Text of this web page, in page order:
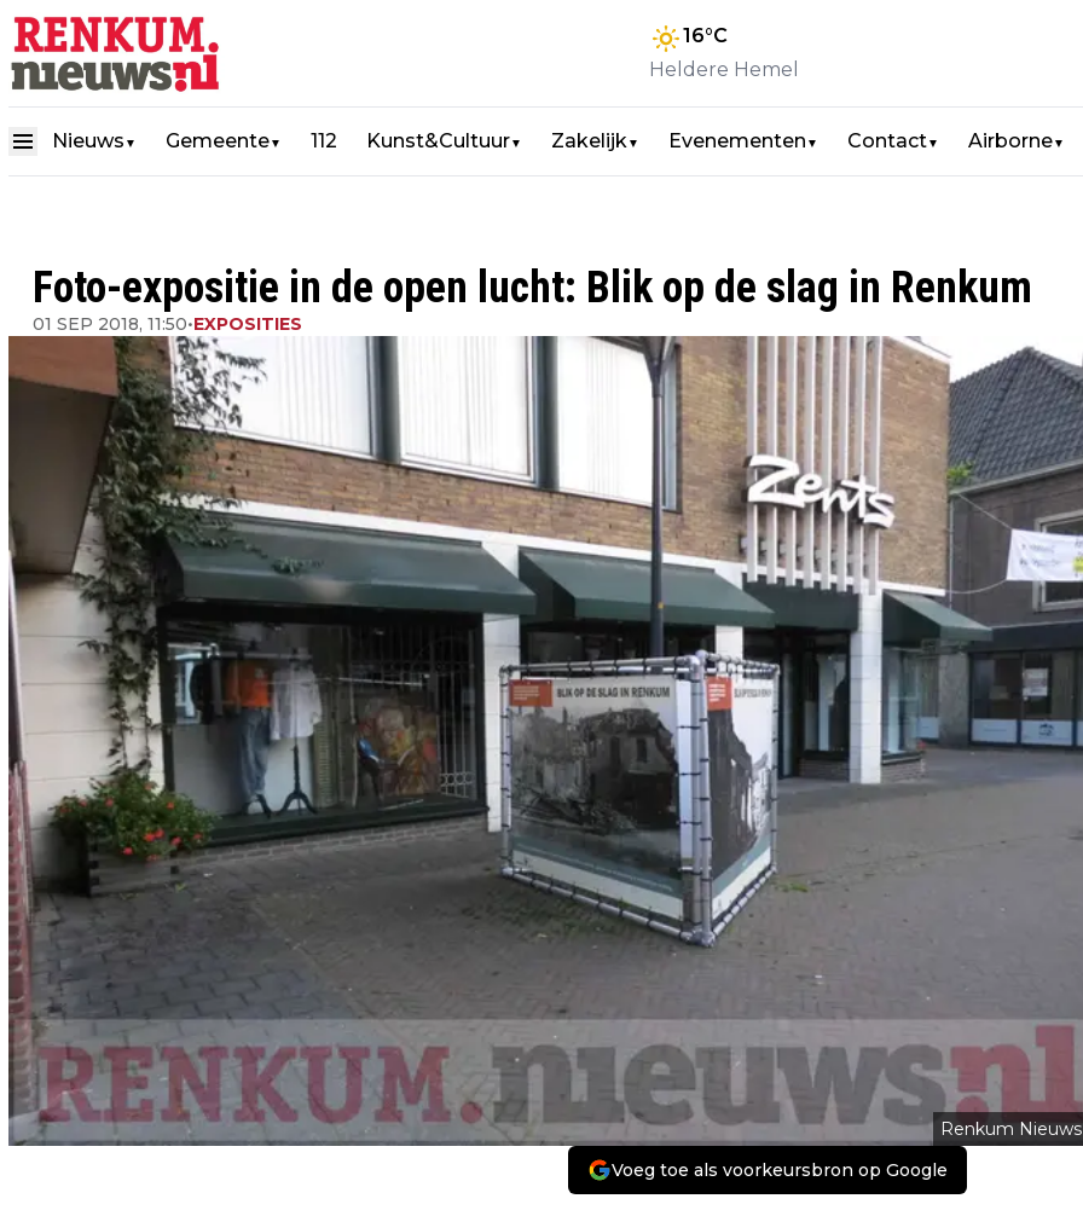
16°C
Heldere Hemel
Nieuws ▼ Gemeente▼ 112 Kunst&Cultuur▼ Zakelijk▼ Evenementen ▼ Contact▼ Airborne▼
Foto-expositie in de open lucht: Blik op de slag in Renkum
01 SEP 2018, 11:50•EXPOSITIES
Renkum Nieuws
Voeg toe als voorkeursbron op Google